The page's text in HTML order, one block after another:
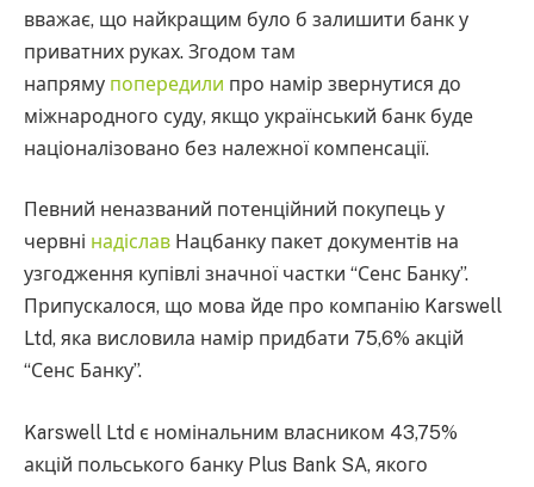
вважає, що найкращим було б залишити банк у
приватних руках. Згодом там
напряму попередили про намір звернутися до
міжнародного суду, якщо український банк буде
націоналізовано без належної компенсації.
Певний неназваний потенційний покупець у
червні надіслав Нацбанку пакет документів на
узгодження купівлі значної частки “Сенс Банку”.
Припускалося, що мова йде про компанію Karswell
Ltd, яка висловила намір придбати 75,6% акцій
“Сенс Банку”.
Karswell Ltd є номінальним власником 43,75%
акцій польського банку Plus Bank SA, якого